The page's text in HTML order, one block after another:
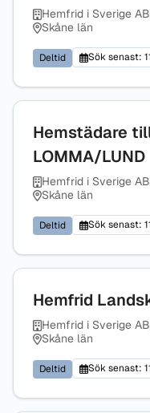
Hemfrid i Sverige AB
Skåne län
Deltid Sök senast:
Hemstädare
LOMMA/LUND
Hemfrid i Sverige AB
Skåne län
Deltid Sök senast:
Hemfrid
Hemfrid i Sverige AB
Skåne län
Deltid Sök senast: